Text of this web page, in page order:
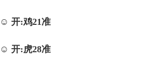
☺ 开:鸡21准
☺ 开:虎28准